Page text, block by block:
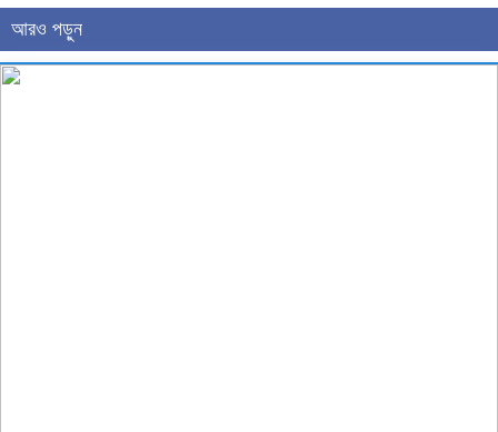
আরও পড়ুন